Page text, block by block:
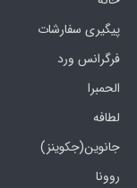
پیگیری سفارشات
فرگرانس ورد
الحمبرا
لطافه
جانوین(جکوینز)
روونا